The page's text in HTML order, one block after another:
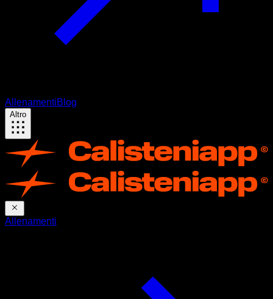
AllenamentiBlog
Altro
Allenamenti